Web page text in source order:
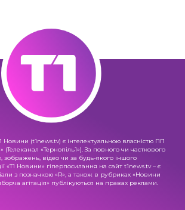
Новини (t1news.tv) є інтелектуальною власністю ПП
(Телеканал «Тернопіль1»). За повного чи часткового
зображень, відео чи за будь-якого іншого
«Т1 Новини» гіперпосилання на сайт t1news.tv – є
з позначкою «R», а також в рубриках «Новини
агітація» публікуються на правах реклами.